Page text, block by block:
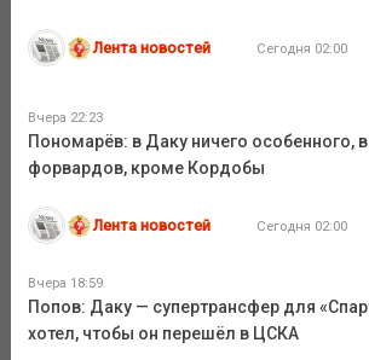
Лента новостей Сегодня 02:00
Вчера 22:23
Пономарёв: в Даку ничего особенного,
форвардов, кроме Кордобы
Лента новостей Сегодня 02:00
Вчера 18:59
Попов: Даку — супертрансфер для
хотел, чтобы он перешёл в ЦСКА